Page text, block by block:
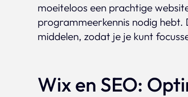
moeiteloos een prachtige
programmeerkennis nodig
middelen, zodat je je kunt
Wix en SEO: